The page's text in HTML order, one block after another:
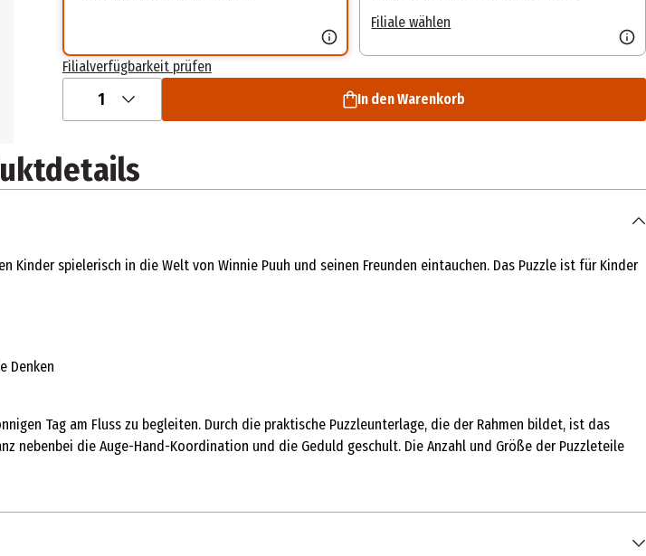
Filiale wählen
Filialverfügbarkeit prüfen
1 In den Warenkorb
Kinder spielerisch in die Welt von Winnie Puuh und seinen Freunden eintauchen. Das Puzzle ist für Kinder
Denken
Tag am Fluss zu begleiten. Durch die praktische Puzzleunterlage, die der Rahmen bildet, ist das
nebenbei die Auge-Hand-Koordination und die Geduld geschult. Die Anzahl und Größe der Puzzleteile